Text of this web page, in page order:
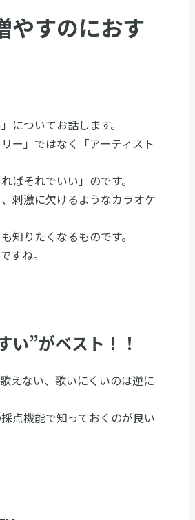
やすのにおす
についてお話します。
ー」ではなく「アーティスト
ばそれでいい」のです。
刺激に欠けるようなカラオケ
知りたくなるものです。
すね。
い”がベスト！！
えない、歌いにくいのは逆に
点機能で知っておくのが良い